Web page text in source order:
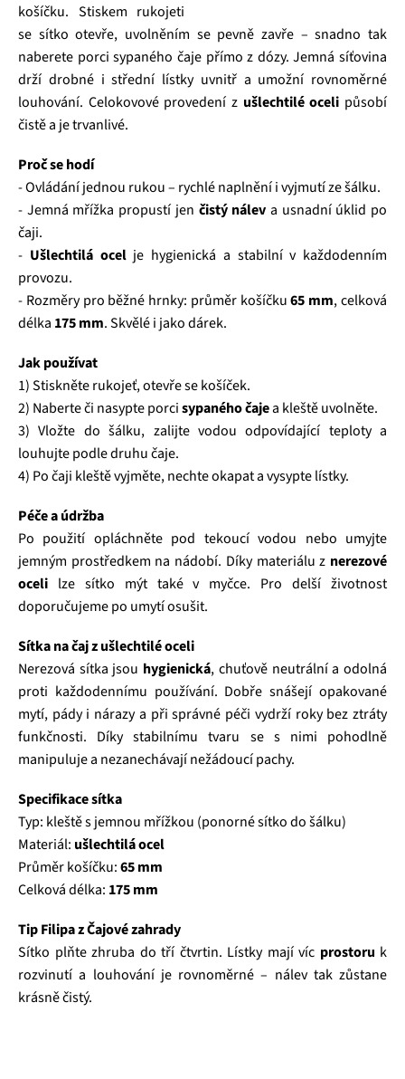
košíčku. Stiskem rukojeti
se sítko otevře, uvolněním se pevně zavře – snadno tak
naberete porci sypaného čaje přímo z dózy. Jemná síťovina
drží drobné i střední lístky uvnitř a umožní rovnoměrné
louhování. Celokovové provedení z ušlechtilé oceli působí
čistě a je trvanlivé.
Proč se hodí
- Ovládání jednou rukou – rychlé naplnění i vyjmutí ze šálku.
- Jemná mřížka propustí jen čistý nálev a usnadní úklid po
čaji.
- Ušlechtilá ocelje hygienická a stabilní v každodenním
provozu.
- Rozměry pro běžné hrnky: průměr košíčku65 mm, celková
délka 175 mm. Skvělé i jako dárek.
Jak používat
1) Stiskněte rukojeť, otevře se košíček.
2) Naberte či nasypte porcisypaného čajea kleště uvolněte.
3) Vložte do šálku, zalijte vodou odpovídající teploty a
louhujte podle druhu čaje.
4) Po čaji kleště vyjměte, nechte okapat a vysypte lístky.
Péče a údržba
Po použití opláchněte pod tekoucí vodou nebo umyjte
jemným prostředkem na nádobí. Díky materiálu z nerezové
oceli lze sítko mýt také v myčce. Pro delší životnost
doporučujeme po umytí osušit.
Sítka na čaj z ušlechtilé oceli
Nerezová sítka jsou hygienická, chuťově neutrální a odolná
proti každodennímu používání. Dobře snášejí opakované
mytí, pády i nárazy a při správné péči vydrží roky bez ztráty
funkčnosti. Díky stabilnímu tvaru se s nimi pohodlně
manipuluje a nezanechávají nežádoucí pachy.
Specifikace sítka
Typ: kleště s jemnou mřížkou (ponorné sítko do šálku)
Materiál: ušlechtilá ocel
Průměr košíčku:65 mm
Celková délka: 175 mm
Tip Filipa z Čajové zahrady
Sítko plňte zhruba do tří čtvrtin. Lístky mají víc prostoru k
rozvinutí a louhování je rovnoměrné – nálev tak zůstane
krásně čistý.